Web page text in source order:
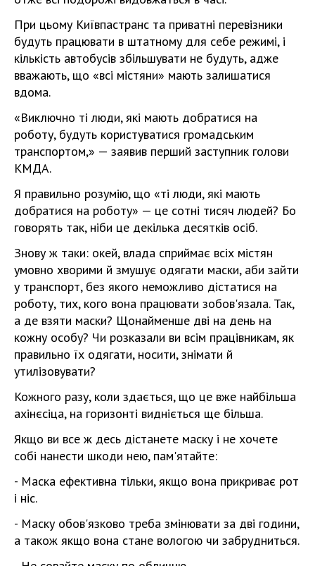
При цьому Київпастранс та приватні перевізники
будуть працювати в штатному для себе режимі, і
кількість автобусів збільшувати не будуть, адже
вважають, що «всі містяни» мають залишатися
вдома.
«Виключно ті люди, які мають добратися на
роботу, будуть користуватися громадським
транспортом,» — заявив перший заступник голови
КМДА.
Я правильно розумію, що «ті люди, які мають
добратися на роботу» — це сотні тисяч людей? Бо
говорять так, ніби це декілька десятків осіб.
Знову ж таки: окей, влада сприймає всіх містян
умовно хворими й змушує одягати маски, аби зайти
у транспорт, без якого неможливо дістатися на
роботу, тих, кого вона працювати зобов'язала. Так,
а де взяти маски? Щонайменше дві на день на
кожну особу? Чи розказали ви всім працівникам, як
правильно їх одягати, носити, знімати й
утилізовувати?
Кожного разу, коли здається, що це вже найбільша
ахінєсіца, на горизонті видніється ще більша.
Якщо ви все ж десь дістанете маску і не хочете
собі нанести шкоди нею, пам'ятайте:
- Маска ефективна тільки, якщо вона прикриває рот
і ніс.
- Маску обов'язково треба змінювати за дві години,
а також якщо вона стане вологою чи забрудниться.